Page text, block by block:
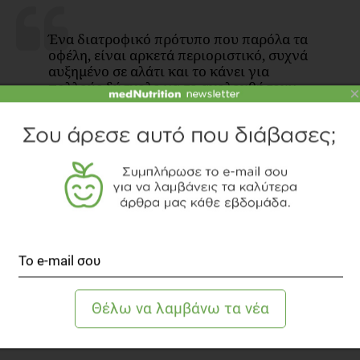
Ένα διατροφικό πρότυπο που παρόλα τα
οφέλη, είναι αρκετά περιοριστικό, συχνά
αυξημένο σε αλάτι και το κάνει για
πολλούς δύσκολο να το ακολουθήσουν.
Για την μακροπρόθεσμη υιοθέτηση ενός διατροφικού προτύπου
βασικός παράγοντας είναι η πρόσβαση στα τρόφιμα που το
απαρτίζουν. Γι’ αυτό το λόγο, ίσως είναι πιο εύκολη η υιοθέτηση
Ας μην ξεχνάμε, ότι για να αυξήσουμε το προσδόκιμο ζωής δεν
φτάνει μια υγιεινή διατροφή, αλλά θα πρέπει να ακολουθούμε στο
σύνολο ένα υγιεινό τρόπο ζωής που περιλαμβάνει και τη φυσική
δραστηριότητα μεταξύ άλλων!
×